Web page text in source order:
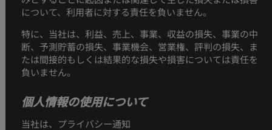
について、利用者に対する責任を負いません。
特に、当社は、利益、売上、事業、収益の損失、事業の中
断、予測貯蓄の損失、事業機会、営業権、評判の損失、ま
たは間接的もしくは結果的な損失や損害については責任を
負いません。
個人情報の使用について
当社は、プライバシー通知